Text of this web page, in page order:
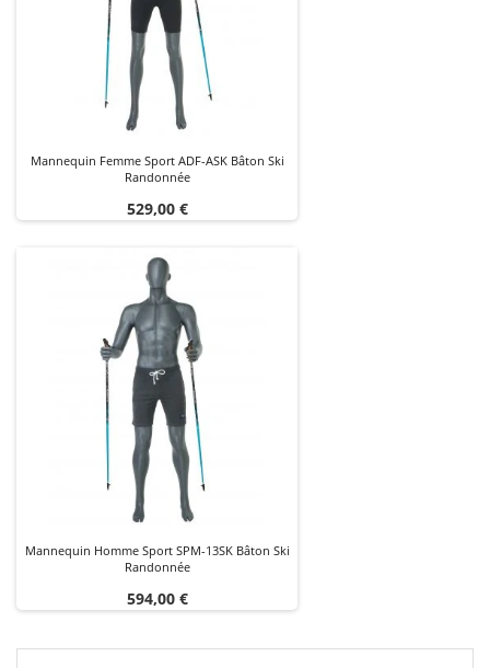
Mannequin Femme Sport ADF-ASK Bâton Ski
Randonnée
Prix
529,00 €
Mannequin Homme Sport SPM-13SK Bâton Ski
Randonnée
Prix
594,00 €